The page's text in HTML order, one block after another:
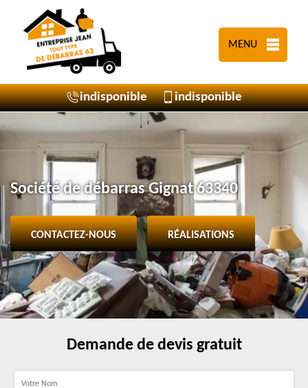
MENU
indisponible indisponible
Société de débarras Gignat 63340
CONTACTEZ-NOUS RÉALISATIONS
Demande de devis gratuit